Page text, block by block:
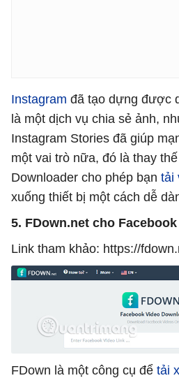
Instagram đã tạo dựng được
là một dịch vụ chia sẻ ảnh,
Instagram Stories đã giúp
một vai trò nữa, đó là thay
Downloader cho phép bạn tải
xuống thiết bị một cách dễ
5. FDown.net cho Facebook
Link tham khảo: https://
FDown là một công cụ để tải